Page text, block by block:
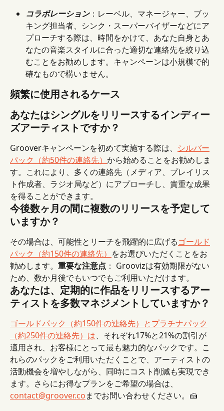
コラボレーション：レーベル、マネージャー、ブッ
キング担当者、シンク・スーパーバイザーなどにア
プローチする際は、時間をかけて、あなた自身とあ
なたの音楽スタイルに合った適切な連絡先を絞り込
むことをお勧めします。キャンペーンは小規模で的
確なもので構いません。
頻繁に使用されるケース
あなたはシングルをリリースするインディー
ズアーティストですか？
Grooverキャンペーンを初めて実施する際は、 シルバー
パック（約50件の連絡先） から始めることをお勧めしま
す。これにより、多くの連絡先（メディア、プレイリス
ト作成者、ラジオ局など）にアプローチし、貴重な成果
を得ることができます。
今後数ヶ月の間に複数のリリースを予定して
いますか？
その場合は、可能性とリーチを飛躍的に広げるゴールド
パック（約150件の連絡先） をお選びいただくことをお
勧めします。 重要な注意点 ： Groovizは有効期限がない
ため、数か月後でもいつでもご利用いただけます。
あなたは、定期的に作品をリリースするアー
ティストを多数マネジメントしていますか？
ゴールドパック（約150件の連絡先）とプラチナパック
（約250件の連絡先）は、それぞれ17%と21%の割引が
適用され、お客様にとって最も魅力的なパックです。こ
れらのパックをご利用いただくことで、アーティストの
活動機会を増やしながら、同時にコスト削減も実現でき
ます。さらにお得なプランをご希望の場合は、
contact@groover.coまでお問い合わせください。🍰